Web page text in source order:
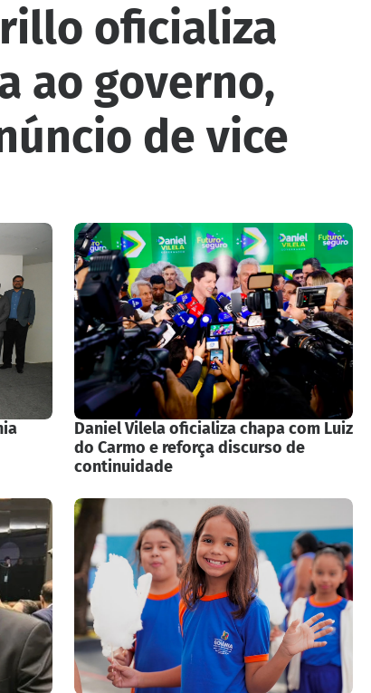
oficializa
ao governo,
de vice
Daniel Vilela oficializa chapa com Luiz
do Carmo e reforça discurso de
continuidade